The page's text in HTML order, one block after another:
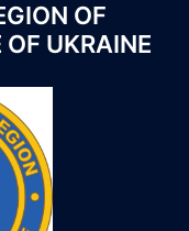
OF
OF UKRAINE